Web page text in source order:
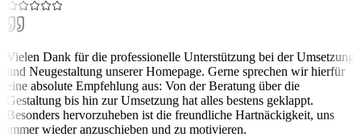
Vielen Dank für die professionelle Unterstützung bei der Umsetzung
und Neugestaltung unserer Homepage. Gerne sprechen wir hierfür
eine absolute Empfehlung aus: Von der Beratung über die
Gestaltung bis hin zur Umsetzung hat alles bestens geklappt.
Besonders hervorzuheben ist die freundliche Hartnäckigkeit, uns
immer wieder anzuschieben und zu motivieren.